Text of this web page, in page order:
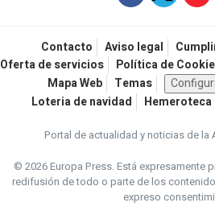
Contacto Aviso legal
Oferta de servicios
Política de
Mapa Web
Temas
Loteria de navidad
Hemeroteca
Portal de actualidad y noticias de la
© 2026 Europa Press.Está expresamente
redifusión de todo o parte de los
expreso